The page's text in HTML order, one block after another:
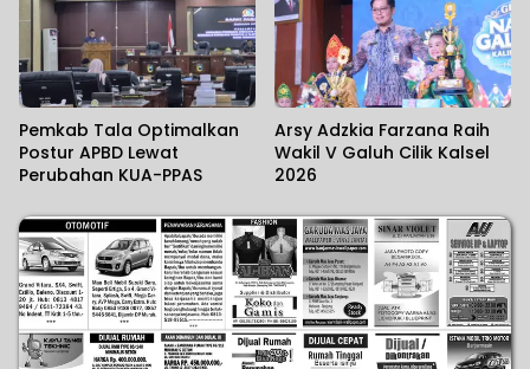
Pemkab Tala Optimalkan
Postur APBD Lewat
Perubahan KUA-PPAS
Arsy Adzkia Farzana Raih
Wakil V Galuh Cilik Kalsel
2026